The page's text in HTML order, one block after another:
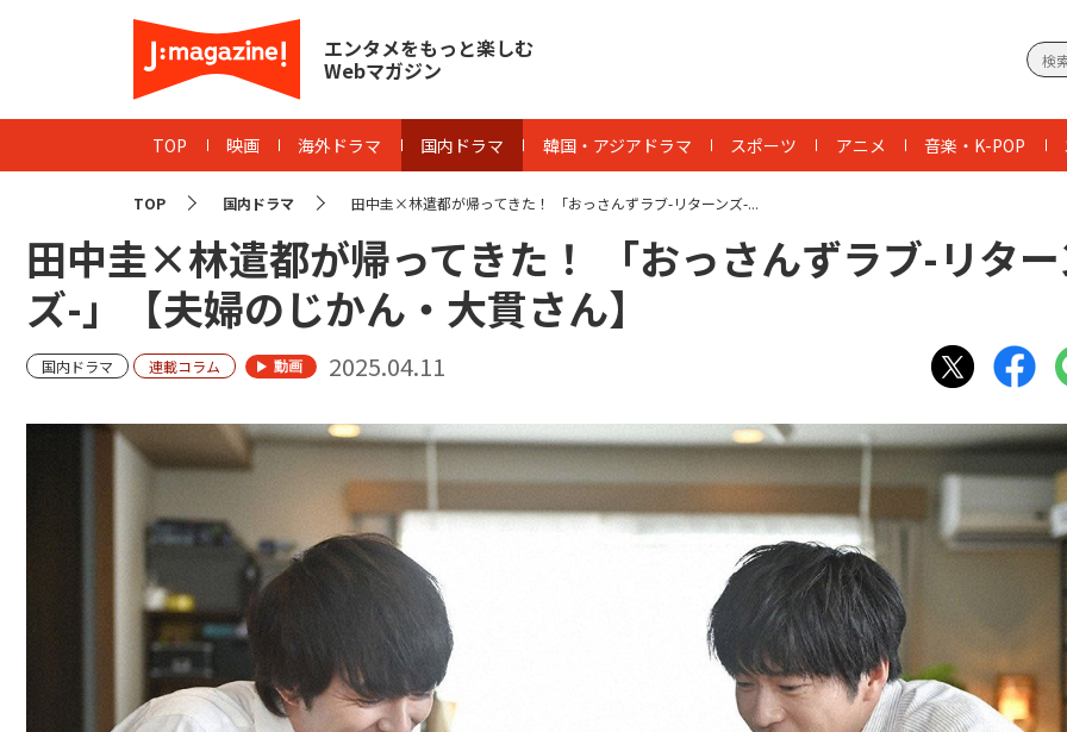
エンタメをもっと楽しむ
Webマガジン
TOP 映画 海外ドラマ 国内ドラマ 韓国・アジアドラマ スポーツ アニメ 音楽・K-POP
TOP 国内ドラマ 田中圭×林遣都が帰ってきた！ 「おっさんずラブ-リターンズ-...
田中圭×林遣都が帰ってきた！ 「おっさんずラブ-リタ
ズ-」【夫婦のじかん・大貫さん】
国内ドラマ 連載コラム 2025.04.11